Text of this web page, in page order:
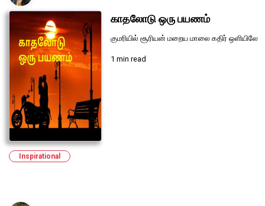
காதலோடு ஒரு பயணம்
குமரியில் சூரியன் மறைய மாலை கதிர் ஒளியிலே
1 min read
Inspirational